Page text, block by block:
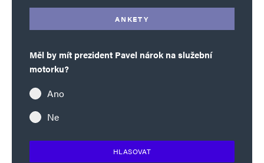
ANKETY
Měl by mít prezident Pavel nárok na služební
motorku?
Ano
Ne
HLASOVAT